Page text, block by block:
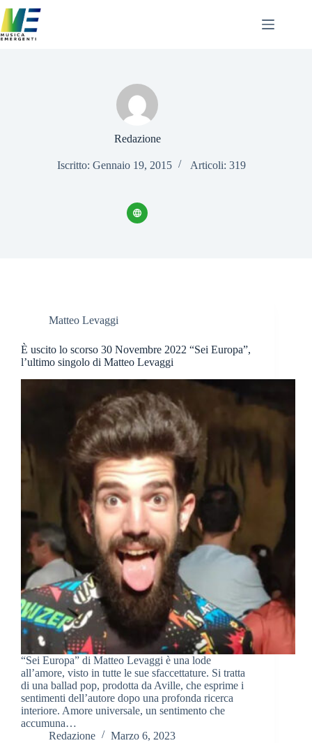
al
contenuto
Redazione
Iscritto: Gennaio 19, 2015 Articoli: 319
Matteo Levaggi
È uscito lo scorso 30 Novembre 2022 “Sei Europa”,
l’ultimo singolo di Matteo Levaggi
“Sei Europa” di Matteo Levaggi è una lode
all’amore, visto in tutte le sue sfaccettature. Si tratta
di una ballad pop, prodotta da Aville, che esprime i
sentimenti dell’autore dopo una profonda ricerca
interiore. Amore universale, un sentimento che
accumuna…
Redazione
Marzo 6, 2023